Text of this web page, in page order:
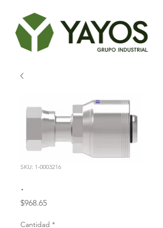
SKU: 1-0003216
.
$968.65Precio
Cantidad *